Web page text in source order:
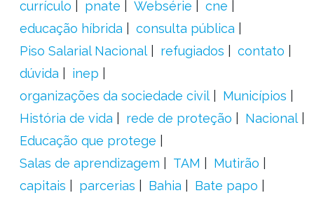
currículo
pnate Websérie
cne
educação híbrida
consulta pública
Piso Salarial Nacional
refugiados
contato
dúvida
inep
organizações da sociedade civil
Municípios
História de vida
rede de proteção
Nacional
Educação que protege
Salas de aprendizagem
TAM
Mutirão
capitais
parcerias Bahia
Bate papo